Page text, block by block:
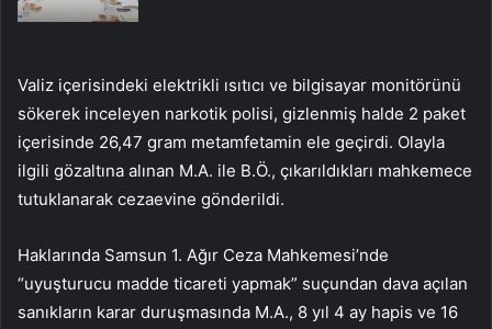
Valiz içerisindeki elektrikli ısıtıcı ve bilgisayar monitörünü
sökerek inceleyen narkotik polisi, gizlenmiş halde 2 paket
içerisinde 26,47 gram metamfetamin ele geçirdi. Olayla
ilgili gözaltına alınan M.A. ile B.Ö., çıkarıldıkları mahkemece
tutuklanarak cezaevine gönderildi.
Haklarında Samsun 1. Ağır Ceza Mahkemesi’nde
“uyuşturucu madde ticareti yapmak” suçundan dava açılan
sanıkların karar duruşmasında M.A., 8 yıl 4 ay hapis ve 16